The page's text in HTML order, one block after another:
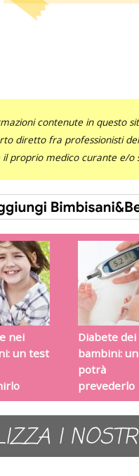
contenute in questo
diretto fra professionisti
proprio medico curante e/o
nei
un test
Diabete dei
bambini:
potrà
prevederlo
I